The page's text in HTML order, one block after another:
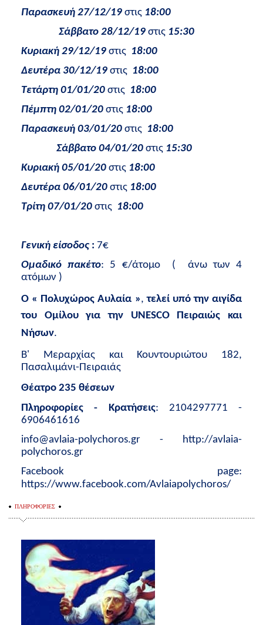
Παρασκευή 27/12/19 στις 18:00
Σάββατο 28/12/19 στις 15:30
Κυριακή 29/12/19 στις 18:00
Δευτέρα 30/12/19 στις 18:00
Τετάρτη 01/01/20 στις 18:00
Πέμπτη 02/01/20 στις18:00
Παρασκευή 03/01/20 στις 18:00
Σάββατο 04/01/20 στις15:30
Κυριακή 05/01/20 στις18:00
Δευτέρα 06/01/20 στις18:00
Τρίτη 07/01/20 στις 18:00
Γενική είσοδος : 7€
Ομαδικό πακέτο: 5 €/άτομο (
άνω των 4
ατόμων )
Ο « Πολυχώρος Αυλαία », τελεί υπό την αιγίδα
του Ομίλου για την UNESCO Πειραιώς και
Νήσων.
Β' Μεραρχίας και Κουντουριώτου 182,
Πασαλιμάνι-Πειραιάς
Θέατρο 235 θέσεων
Πληροφορίες - Κρατήσεις: 2104297771 -
6906461616
info@avlaia-polychoros.gr - http://avlaia-
polychoros.gr
Facebook page:
https://www.facebook.com/Avlaiapolychoros/
ΠΛΗΡΟΦΟΡΙΕΣ